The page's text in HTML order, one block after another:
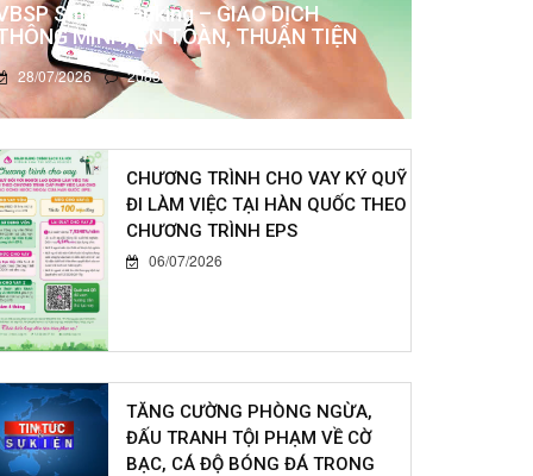
Smart Banking – GIAO DỊCH
MINH, AN TOÀN, THUẬN TIỆN
28/07/2026 2083
CHƯƠNG TRÌNH CHO VAY KÝ QUỸ
ĐI LÀM VIỆC TẠI HÀN QUỐC THEO
CHƯƠNG TRÌNH EPS
06/07/2026
TĂNG CƯỜNG PHÒNG NGỪA,
ĐẤU TRANH TỘI PHẠM VỀ CỜ
BẠC, CÁ ĐỘ BÓNG ĐÁ TRONG